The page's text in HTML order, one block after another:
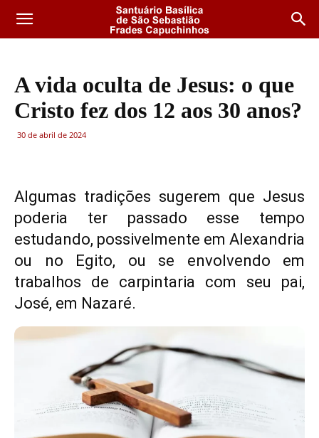
A vida oculta de Jesus: o que
Cristo fez dos 12 aos 30 anos?
30 de abril de 2024
Algumas tradições sugerem que Jesus
poderia ter passado esse tempo
estudando, possivelmente em Alexandria
ou no Egito, ou se envolvendo em
trabalhos de carpintaria com seu pai,
José, em Nazaré.